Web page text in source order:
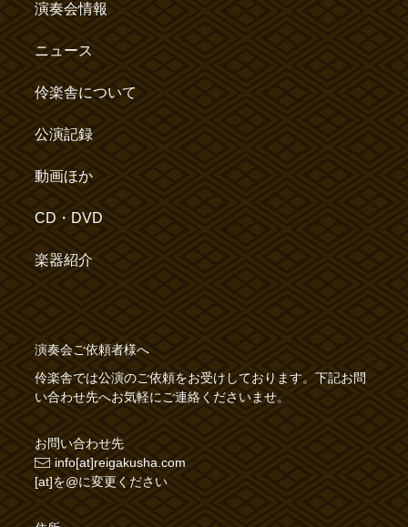
演奏会情報
ニュース
伶楽舎について
公演記録
動画ほか
CD・DVD
楽器紹介
演奏会ご依頼者様へ
伶楽舎では公演のご依頼をお受けしております。下記お問
い合わせ先へお気軽にご連絡くださいませ。
お問い合わせ先
info[at]reigakusha.com
[at]を@に変更ください